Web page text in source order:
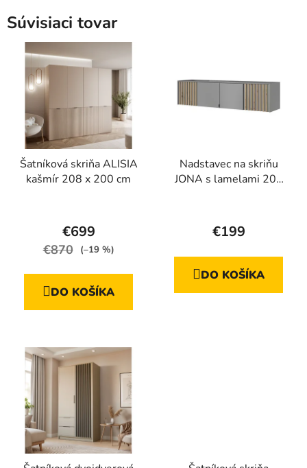
Súvisiaci tovar
Šatníková skriňa ALISIA
kašmír 208 x 200 cm
hodnotenie
produktu
z
€699
€870 (–19 %)
DO KOŠÍKA
Nadstavec na skriňu
JONA s lamelami 205
hodnotenie
je
5,0
€199
DO KOŠÍKA